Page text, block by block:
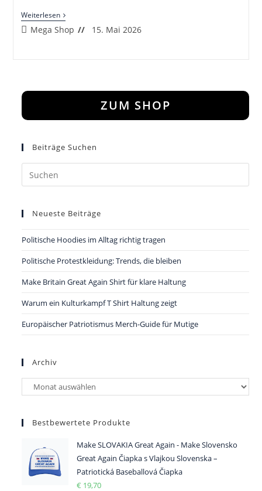
WeiterlesenHeterodoxer
Extremist“
–
Beitrags-
Mega Shop
Beitrag
15. Mai 2026
ZUM SHOP
Beiträge Suchen
Neueste Beiträge
Politische Hoodies im Alltag richtig tragen
Politische Protestkleidung: Trends, die bleiben
Make Britain Great Again Shirt für klare Haltung
Warum ein Kulturkampf T Shirt Haltung zeigt
Europäischer Patriotismus Merch-Guide für Mutige
Archiv
Archiv
Bestbewertete Produkte
Make SLOVAKIA Great Again - Make Slovensko
Great Again Čiapka s Vlajkou Slovenska –
Patriotická Baseballová Čiapka
€ 19,70